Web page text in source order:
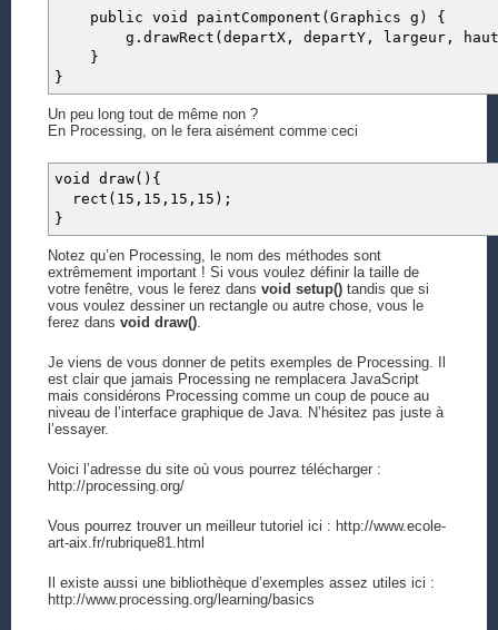
public void paintComponent(Graphics g) {
g.drawRect(departX, departY, largeur,
}
}
Un peu long tout de même non ?
En Processing, on le fera aisément comme ceci
void draw(){
rect(15,15,15,15);
}
Notez qu’en Processing, le nom des méthodes sont
extrêmement important ! Si vous voulez définir la taille de
votre fenêtre, vous le ferez dans void setup()tandis que si
vous voulez dessiner un rectangle ou autre chose, vous le
ferez dans void draw().
Je viens de vous donner de petits exemples de Processing. Il
est clair que jamais Processing ne remplacera JavaScript
mais considérons Processing comme un coup de pouce au
niveau de l’interface graphique de Java. N’hésitez pas juste à
l’essayer.
Voici l’adresse du site où vous pourrez télécharger :
http://processing.org/
Vous pourrez trouver un meilleur tutoriel ici : http://www.ecole-
art-aix.fr/rubrique81.html
Il existe aussi une bibliothèque d’exemples assez utiles ici :
http://www.processing.org/learning/basics